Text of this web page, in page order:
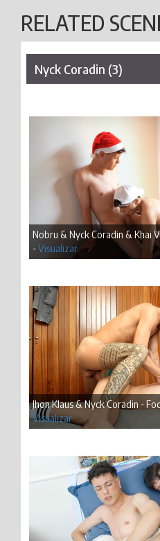
RELATED
Nyck Coradin (3)
Nobru & Nyck Coradin & Khai
-Visualizar
Jhon Klaus & Nyck Coradin -
Visualizar